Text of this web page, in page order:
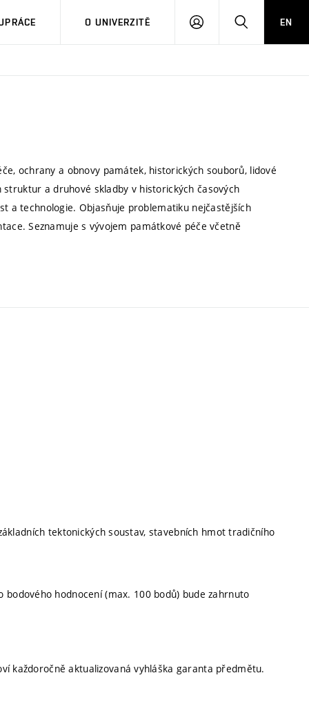
O UNIVERZITĚ
PŘIHLÁSIT HLEDATEN
ochrany a obnovy památek, historických souborů, lidové
a druhové skladby v historických časových
a technologie. Objasňuje problematiku nejčastějších
Seznamuje s vývojem památkové péče včetně
tektonických soustav, stavebních hmot tradičního
hodnocení (max. 100 bodů) bude zahrnuto
každoročně aktualizovaná vyhláška garanta předmětu.